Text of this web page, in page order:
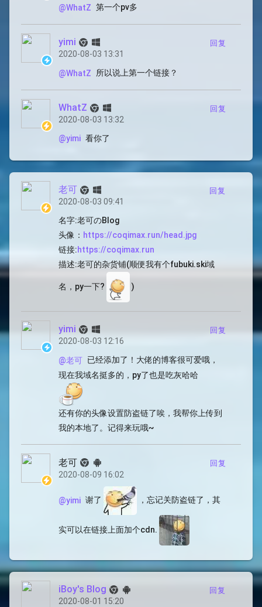
@WhatZ 第一个pv多
yimi
2020-08-03 13:31
回复
@WhatZ 所以说上第一个链接？
WhatZ
2020-08-03 13:32
回复
@yimi 看你了
老可
2020-08-03 09:41
回复
名字:老可のBlog
头像： https://coqimax.run/head.jpg
链接:https://coqimax.run
描述:老可的杂货铺(顺便我有个fubuki.ski域
名，py一下? )
yimi
2020-08-03 12:16
回复
@老可 已经添加了！大佬的博客很可爱哦，
现在我域名挺多的，py了也是吃灰哈哈
还有你的头像设置防盗链了唉，我帮你上传到
我的本地了。记得来玩哦~
老可
2020-08-09 16:02
回复
@yimi 谢了 ，忘记关防盗链了，其
实可以在链接上面加个cdn.
iBoy's Blog
2020-08-01 15:20
回复